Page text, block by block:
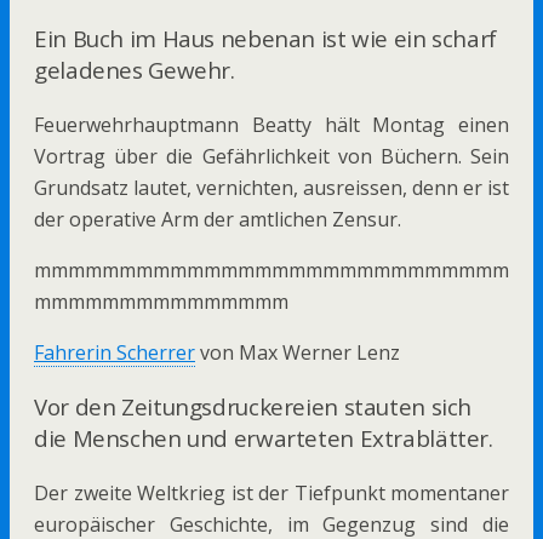
Ein Buch im Haus nebenan ist wie ein scharf
geladenes Gewehr.
Feuerwehrhauptmann Beatty hält Montag einen
Vortrag über die Gefährlichkeit von Büchern. Sein
Grundsatz lautet, vernichten, ausreissen, denn er ist
der operative Arm der amtlichen Zensur.
mmmmmmmmmmmmmmmmmmmmmmmmmmmm
mmmmmmmmmmmmmmm
Fahrerin Scherrervon Max Werner Lenz
Vor den Zeitungsdruckereien stauten sich
die Menschen und erwarteten Extrablätter.
Der zweite Weltkrieg ist der Tiefpunkt momentaner
europäischer Geschichte, im Gegenzug sind die